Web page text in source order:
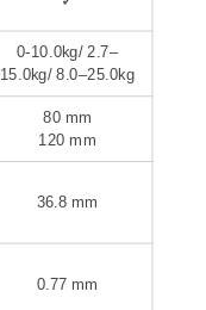
0-10.0kg/ 2.7–
15.0kg/ 8.0–25.0kg
80 mm
120 mm
36.8 mm
0.77 mm